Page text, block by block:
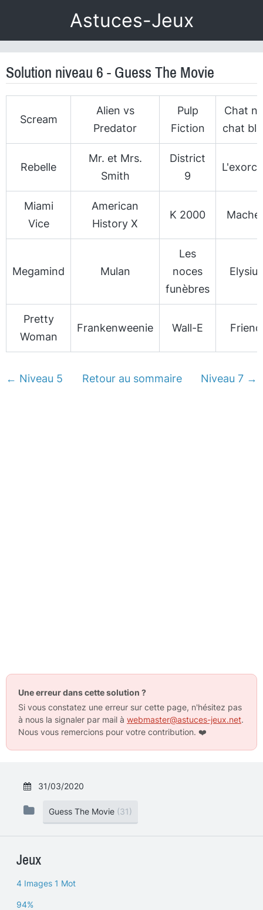
Astuces-Jeux
Solution niveau 6 - Guess The Movie
Scream
Alien vs
Predator
Pulp
Fiction
Chat
chat
Rebelle
Mr. et Mrs.
Smith
District
9
Miami
Vice
American
History X
K 2000
Megamind Mulan
Les
noces
funèbres
Pretty
Woman
Frankenweenie Wall-E
← Niveau 5 Retour au sommaire Niveau 7 →
Une erreur dans cette solution ?
Si vous constatez une erreur sur cette page, n'hésitez pas
à nous la signaler par mail à webmaster@astuces-jeux.net.
Nous vous remercions pour votre contribution. ❤️
31/03/2020
Guess The Movie (31)
Jeux
4 Images 1 Mot
94%